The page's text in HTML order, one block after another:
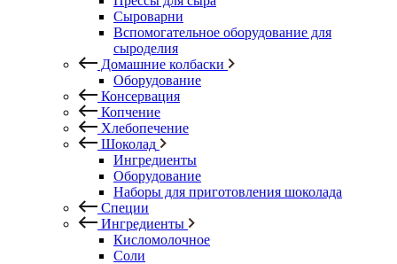
Сыроварни
Вспомогательное оборудование для
сыроделия
Домашние колбаски
Оборудование
Консервация
Копчение
Хлебопечение
Шоколад
Ингредиенты
Оборудование
Наборы для приготовления шоколада
Специи
Ингредиенты
Кисломолочное
Соли